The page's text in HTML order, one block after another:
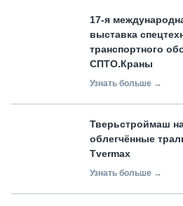
17-я
выставка
транспортного
СПТО.Краны
Узнать больше →
Тверьстроймаш
облегчённые
Tvermax
Узнать больше →